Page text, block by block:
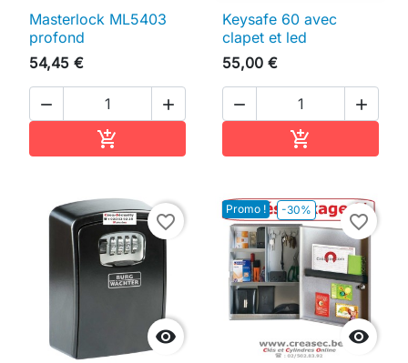
Masterlock ML5403
profond
54,45 €
 

Keysafe 60 avec
clapet et led
55,00 €
 


favorite_border
Promo ! -30%

favorite_border